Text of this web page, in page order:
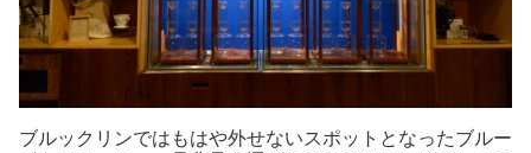
ブルックリンではもはや外せないスポットとなったブルー